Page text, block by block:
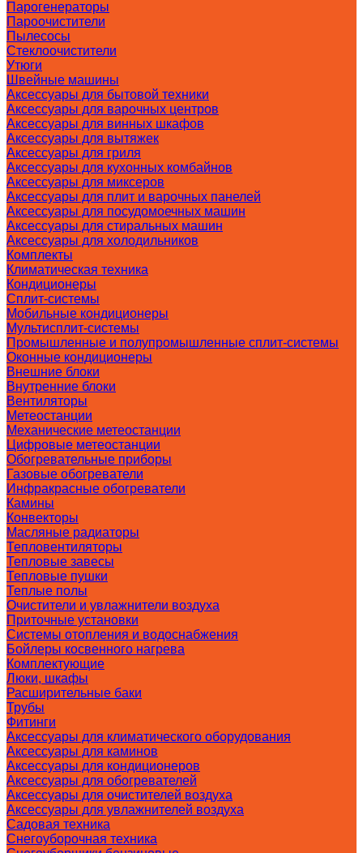
Парогенераторы
Пароочистители
Пылесосы
Стеклоочистители
Утюги
Швейные машины
Аксессуары для бытовой техники
Аксессуары для варочных центров
Аксессуары для винных шкафов
Аксессуары для вытяжек
Аксессуары для гриля
Аксессуары для кухонных комбайнов
Аксессуары для миксеров
Аксессуары для плит и варочных панелей
Аксессуары для посудомоечных машин
Аксессуары для стиральных машин
Аксессуары для холодильников
Комплекты
Климатическая техника
Кондиционеры
Сплит-системы
Мобильные кондиционеры
Мультисплит-системы
Промышленные и полупромышленные сплит-системы
Оконные кондиционеры
Внешние блоки
Внутренние блоки
Вентиляторы
Метеостанции
Механические метеостанции
Цифровые метеостанции
Обогревательные приборы
Газовые обогреватели
Инфракрасные обогреватели
Камины
Конвекторы
Масляные радиаторы
Тепловентиляторы
Тепловые завесы
Тепловые пушки
Теплые полы
Очистители и увлажнители воздуха
Приточные установки
Системы отопления и водоснабжения
Бойлеры косвенного нагрева
Комплектующие
Люки, шкафы
Расширительные баки
Трубы
Фитинги
Аксессуары для климатического оборудования
Аксессуары для каминов
Аксессуары для кондиционеров
Аксессуары для обогревателей
Аксессуары для очистителей воздуха
Аксессуары для увлажнителей воздуха
Садовая техника
Снегоуборочная техника